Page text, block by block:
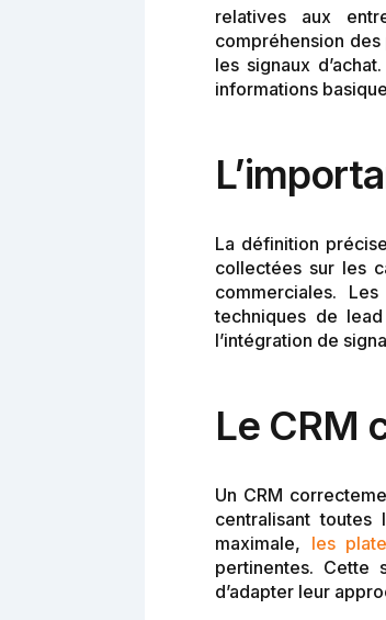
relatives aux
compréhension
les signaux
informations
La définition
collectées sur les
commerciales.
techniques de
l’intégration de
Le CRM
Un CRM
centralisant
maximale, les
pertinentes. Cette
d’adapter leur